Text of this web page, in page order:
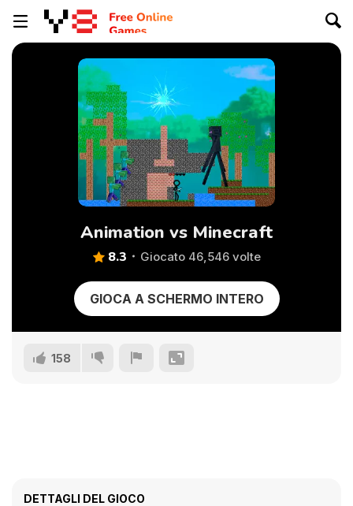
Animation vs Minecraft
8.3 Giocato 46,546 volte
GIOCA A SCHERMO INTERO
158
DETTAGLI DEL GIOCO